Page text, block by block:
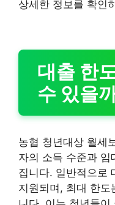
상세한 정보를 확인
대출 한
수 있을
농협 청년대상 월세
자의 소득 수준과
집니다. 일반적으로
지원되며, 최대 한도